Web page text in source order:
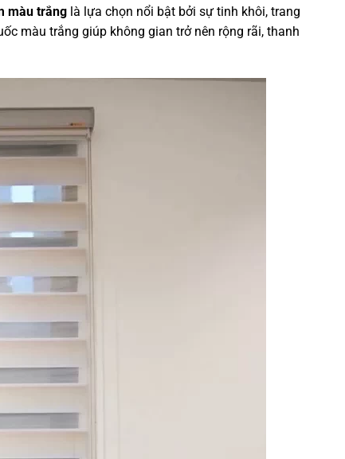
màu trắng là lựa chọn nổi bật bởi sự tinh khôi, trang
màu trắng giúp không gian trở nên rộng rãi, thanh